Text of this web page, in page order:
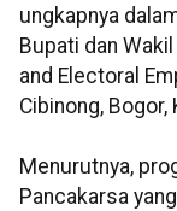
ungkapnya
Bupati dan
and Electoral
Cibinong,
Menurutnya,
Pancakarsa